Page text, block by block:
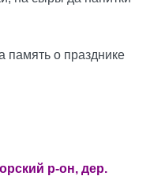
память о празднике
р-он, дер.